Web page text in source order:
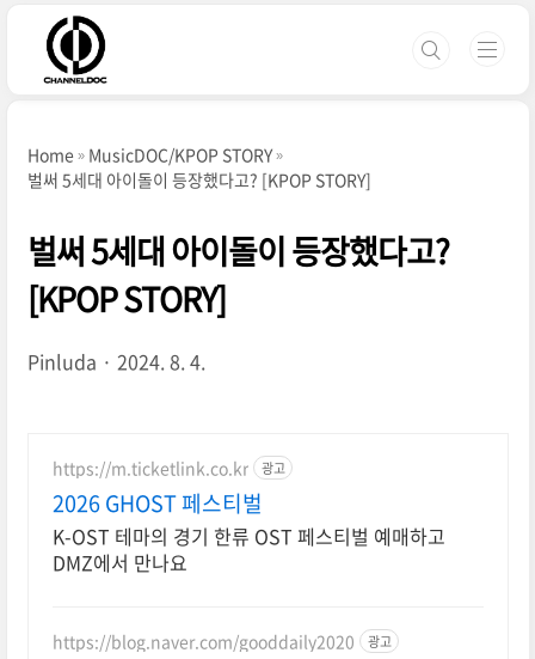
본문 바로가기
Home
MusicDOC/KPOP STORY
벌써 5세대 아이돌이 등장했다고? [KPOP STORY]
벌써 5세대 아이돌이 등장했다고?
[KPOP STORY]
Pinluda 2024. 8. 4.
https://m.ticketlink.co.kr 광고
2026 GHOST 페스티벌
K-OST 테마의 경기 한류 OST 페스티벌 예매하고
DMZ에서 만나요
https://blog.naver.com/gooddaily2020 광고